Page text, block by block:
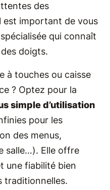
des
est important de vous
qui connaît
doigts.
à touches ou caisse
? Optez pour la
simple d’utilisation
pour les
des menus,
salle…). Elle offre
une fiabilité bien
traditionnelles.